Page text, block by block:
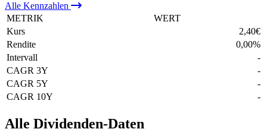
Alle Kennzahlen
METRIK
WERT
Kurs
2,40€
Rendite
0,00%
Intervall
-
CAGR 3Y
-
CAGR 5Y
-
CAGR 10Y
-
Alle Dividenden-Daten